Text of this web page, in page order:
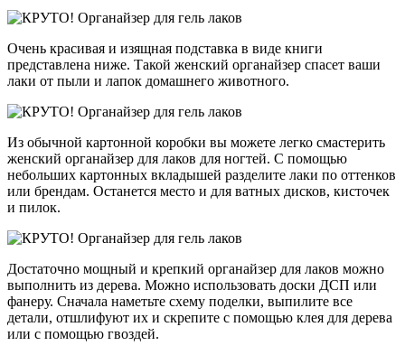
Очень красивая и изящная подставка в виде книги
представлена ниже. Такой женский органайзер спасет ваши
лаки от пыли и лапок домашнего животного.
Из обычной картонной коробки вы можете легко смастерить
женский органайзер для лаков для ногтей. С помощью
небольших картонных вкладышей разделите лаки по оттенков
или брендам. Останется место и для ватных дисков, кисточек
и пилок.
Достаточно мощный и крепкий органайзер для лаков можно
выполнить из дерева. Можно использовать доски ДСП или
фанеру. Сначала наметьте схему поделки, выпилите все
детали, отшлифуют их и скрепите с помощью клея для дерева
или с помощью гвоздей.